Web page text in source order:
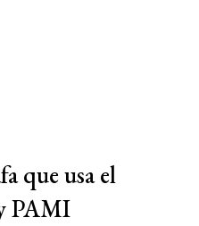
que usa el
PAMI